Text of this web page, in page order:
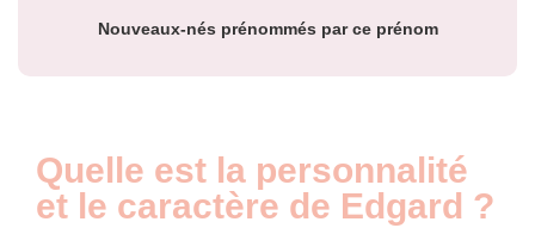
Nouveaux-nés prénommés par ce prénom
Quelle est la personnalité
et le caractère de Edgard ?